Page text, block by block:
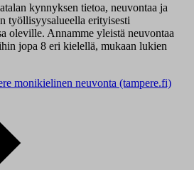
kynnyksen tietoa, neuvontaa ja
työllisyysalueella erityisesti
oleville. Annamme yleistä neuvontaa
jopa 8 eri kielellä, mukaan lukien
monikielinen neuvonta (tampere.fi)